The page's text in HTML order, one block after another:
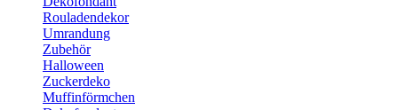
Rouladendekor
Umrandung
Zubehör
Halloween
Zuckerdeko
Muffinförmchen